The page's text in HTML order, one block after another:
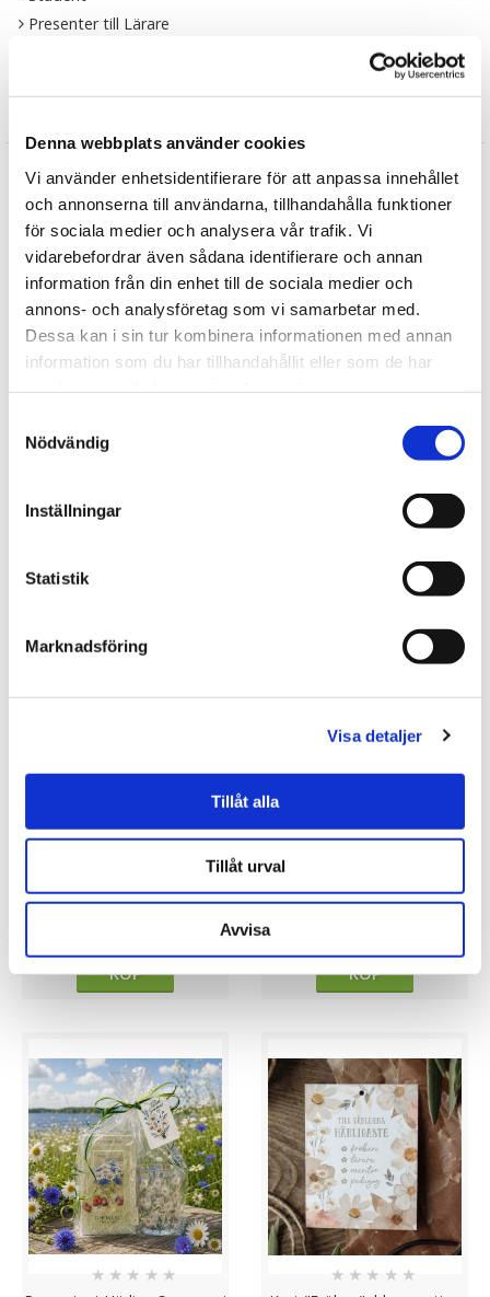
Denna webbplats använder cookies
Vi använder enhetsidentifierare för att anpassa innehållet
och annonserna till användarna, tillhandahålla funktioner
för sociala medier och analysera vår trafik. Vi
vidarebefordrar även sådana identifierare och annan
information från din enhet till de sociala medier och
annons- och analysföretag som vi samarbetar med.
Dessa kan i sin tur kombinera informationen med annan
information som du har tillhandahållit eller som de har
Nödvändig
Inställningar
Statistik
Marknadsföring
Visa detaljer
Tillåt alla
Tillåt urval
Avvisa
Presenter till Lärare
Päivi
★ ★ ★★★
Också bra present. Man hittar inte sånt på Ica.
Maria
★★★★★
fantastiskt bra som present
Patricia
★ ★★★★
Sockerbageriet
KÖP
Sockerbageriet
KÖP
★ ★ ★ ★ ★ ★ ★ ★ ★ ★